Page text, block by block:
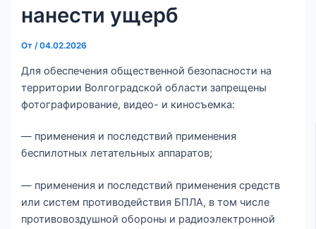
нанести ущерб
От/04.02.2026
Для обеспечения общественной безопасности на
территории Волгоградской области запрещены
фотографирование, видео- и киносъемка:
— применения и последствий применения
беспилотных летательных аппаратов;
— применения и последствий применения средств
или систем противодействия БПЛА, в том числе
противовоздушной обороны и радиоэлектронной